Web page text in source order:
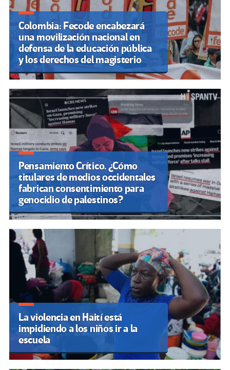
Colombia: Fecode encabezará
una movilización nacional en
defensa de la educación pública
y los derechos del magisterio
Pensamiento Crítico. ¿Cómo
titulares de medios occidentales
fabrican consentimiento para
genocidio de palestinos?
La violencia en Haití está
impidiendo a los niños ir a la
escuela